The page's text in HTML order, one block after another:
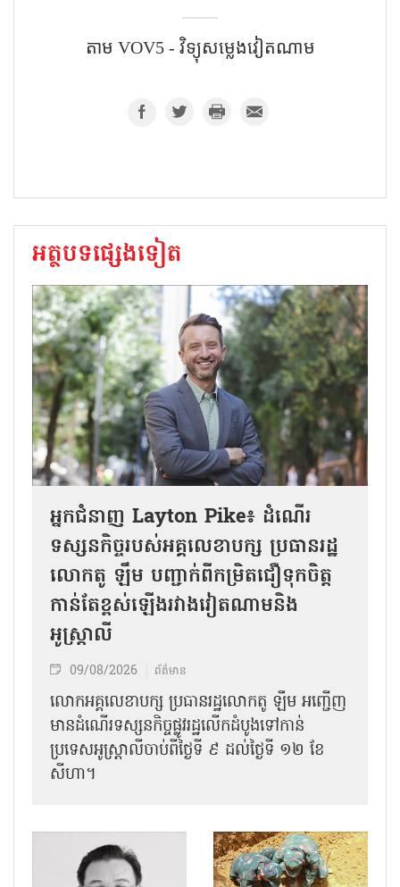
តាម​ VOV5 - វិទ្យុសម្លេងវៀតណាម
អត្ថបទផ្សេងទៀត
អ្នកជំនាញ Layton Pike៖ ដំណើរ
ទស្សនកិច្ចរបស់អគ្គលេខាបក្ស ប្រធានរដ្ឋ
លោកតូ ឡឹម បញ្ជាក់ពីកម្រិតជឿទុកចិត្ត
កាន់តែខ្ពស់ឡើងរវាងវៀតណាមនិង
អូស្ត្រាលី
09/08/2026 ព័ត៌មាន
លោកអគ្គលេខាបក្ស ប្រធានរដ្ឋលោកតូ ឡឹម អញ្ជើញ
មានដំណើរទស្សនកិច្ចផ្លូវរដ្ឋលើកដំបូងទៅកាន់
ប្រទេសអូស្ត្រាលីចាប់ពីថ្ងៃទី ៩ ដល់ថ្ងៃទី ១២ ខែ
សីហា។